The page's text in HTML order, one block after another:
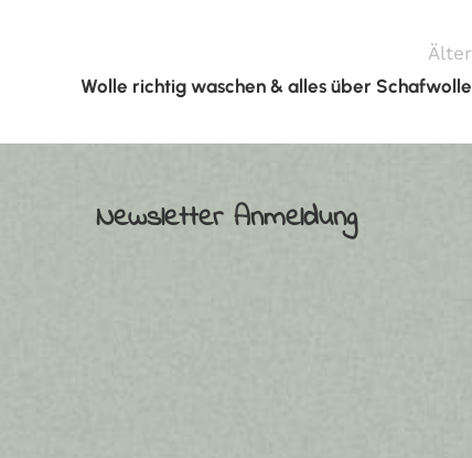
Älter
Wolle richtig waschen & alles über Schafwolle
Newsletter Anmeldung